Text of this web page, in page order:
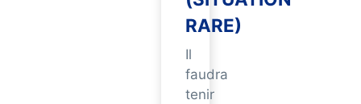
RARE)
Il
faudra
tenir